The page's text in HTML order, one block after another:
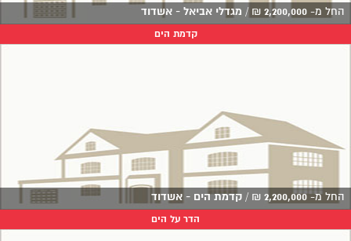
החל מ- 2,200,000
₪
/ מגדלי אביאל - אשדוד
קדמת הים
החל מ- 2,200,000
₪
/ קדמת הים - אשדוד
הדר על הים